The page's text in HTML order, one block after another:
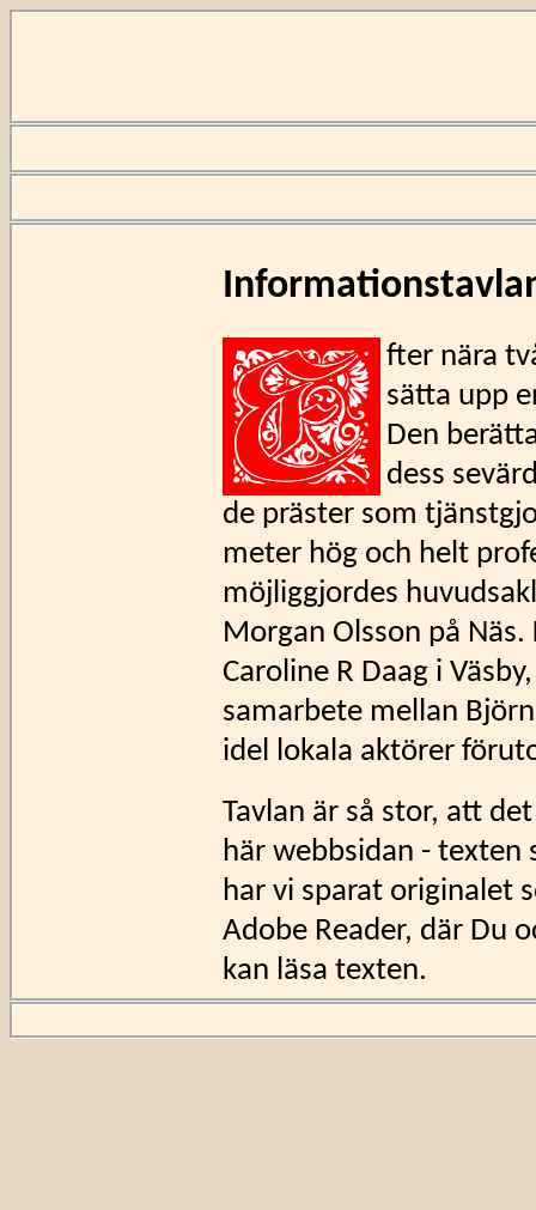
fter nära
sätta upp
Den
dess
de präster som
meter hög och helt
möjliggjordes
Morgan Olsson på
Caroline R Daag i
samarbete mellan
idel lokala aktörer
Tavlan är så stor, att
här webbsidan - texten
har vi sparat originalet
Adobe Reader, där Du
kan läsa texten.
Klickahärför att öppna